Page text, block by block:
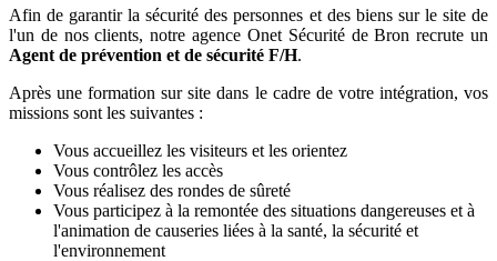
Afin de garantir la sécurité des personnes et des biens sur le site de
l'un de nos clients, notre agence Onet Sécurité de Bron recrute un
Agent de prévention et de sécurité F/H.
Après une formation sur site dans le cadre de votre intégration, vos
missions sont les suivantes :
Vous accueillez les visiteurs et les orientez
Vous contrôlez les accès
Vous réalisez des rondes de sûreté
Vous participez à la remontée des situations dangereuses et à
l'animation de causeries liées à la santé, la sécurité et
l'environnement